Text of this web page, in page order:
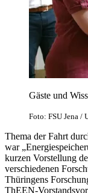
Gäste und
Foto: FSU Jena /
Thema der Fahrt
war
kurzen Vorstellung
verschiedenen
Thüringens
ThEEN-